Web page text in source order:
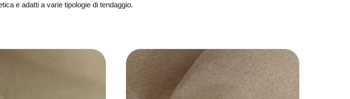
e adatti a varie tipologie di tendaggio.